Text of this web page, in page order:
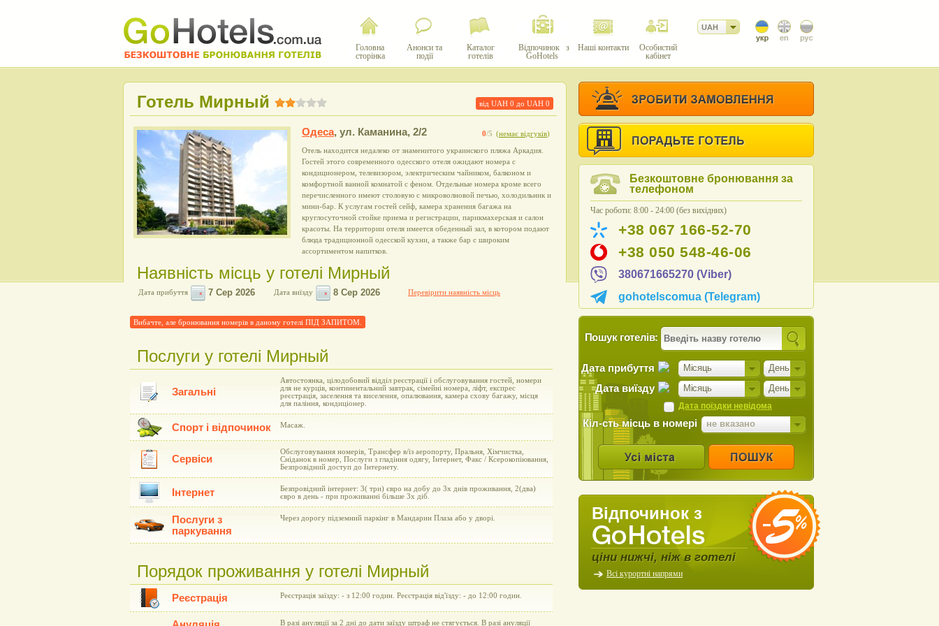
Головна
сторінка
Анонси та
події
Каталог
готелів
Відпочинок з
GoHotels
Наші контакти
Особистий
кабінет
UAH
від UAH0 до UAH0
Готель Мирный
0/5 (немає відгуків)
Одеса, ул. Каманина, 2/2
Отель находится недалеко от знаменитого украинского пляжа Аркадия.
Гостей этого современного одесского отеля ожидают номера с
кондиционером, телевизором, электрическим чайником, балконом и
комфортной ванной комнатой с феном. Отдельные номера кроме всего
перечисленного имеют столовую с микроволновой печью, холодильник и
мини-бар. К услугам гостей сейф, камера хранения багажа на
круглосуточной стойке приема и регистрации, парикмахерская и салон
красоты. На территории отеля имеется обеденный зал, в котором подают
блюда традиционной одесской кухни, а также бар с широким
ассортиментом напитков.
Наявність місць у готелі Мирный
Дата прибуття Дата виїзду Перевірити наявність місць
Вибачте, але бронювання номерів в даному готелі ПІД ЗАПИТОМ.
Послуги у готелі Мирный
Загальні
Автостоянка, цілодобовий відділ реєстрації і обслуговування гостей, номери
для не курців, континентальний завтрак, сімейні номера, ліфт, експрес
реєстрація, заселення та виселення, опалювання, камера схову багажу, місця
для паління, кондиціонер.
Спорт і відпочинок Масаж.
Сервіси
Обслуговування номерів, Трансфер в/із аеропорту, Пральня, Хімчистка,
Сніданок в номер, Послуги з гладіння одягу, Інтернет, Факс / Ксерокопіювання,
Безпровідний доступ до Інтернету.
Інтернет
Безпровідний інтернет: 3( три) євро на добу до 3х днів проживання, 2(два)
євро в день - при проживанні більше 3х діб.
Послуги з
паркування
Через дорогу підземний паркінг в Мандарин Плаза або у дворі.
Порядок проживання у готелі Мирный
Реєстрація Реєстрація заїзду: - з 12:00 годин. Реєстрація від'їзду: - до 12:00 годин.
В разі ануляції за 2 дні до дати заїзду штраф не стягується. В разі ануляції
Безкоштовне бронювання за
телефоном
Час роботи: 8:00 - 24:00 (без вихідних)
+38 067 166-52-70
+38 050 548-46-06
380671665270 (Viber)
gohotelscomua (Telegram)
Пошук готелів:
Місяць День
Дата прибуття
Місяць День
Дата виїзду
Дата поїздки невідома
Кіл-сть місць в номері не вказано
Відпочинок з
ціни нижчі, ніж в готелі
Всі курортні напрями